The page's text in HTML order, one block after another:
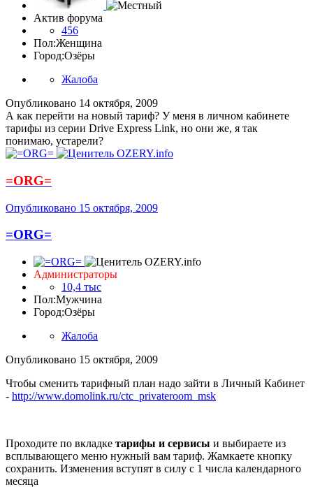
Актив форума
456
Пол:Женщина
Город:Озёры
Жалоба
Опубликовано 14 октября, 2009
А как перейти на новый тариф? У меня в личном кабинете
тарифы из серии Drive Express Link, но они же, я так
понимаю, устарели?
=ORG=
Опубликовано 15 октября, 2009
=ORG=
Администраторы
10,4 тыс
Пол:Мужчина
Город:Озёры
Жалоба
Опубликовано 15 октября, 2009
Чтобы сменить тарифный план надо зайти в Личный Кабинет
- http://www.domolink.ru/ctc_privateroom_msk
Проходите по вкладке тарифы и сервисы и выбираете из
всплывающего меню нужный вам тариф. Жамкаете кнопку
сохранить. Изменения вступят в силу с 1 числа календарного
месяца